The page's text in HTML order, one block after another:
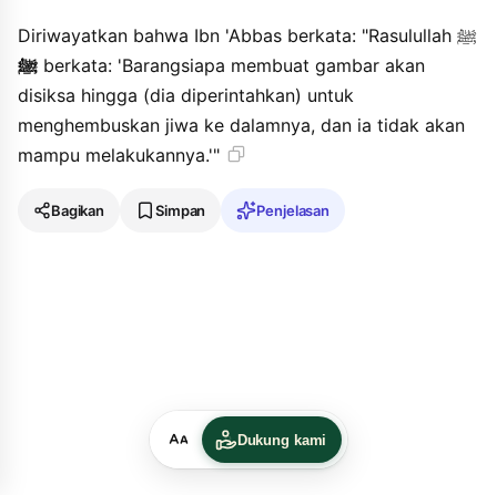
Diriwayatkan bahwa Ibn 'Abbas berkata: "Rasulullah ﷺ
ﷺ berkata: 'Barangsiapa membuat gambar akan
disiksa hingga (dia diperintahkan) untuk
menghembuskan jiwa ke dalamnya, dan ia tidak akan
mampu melakukannya.'"
Bagikan Simpan Penjelasan
Dukung kami